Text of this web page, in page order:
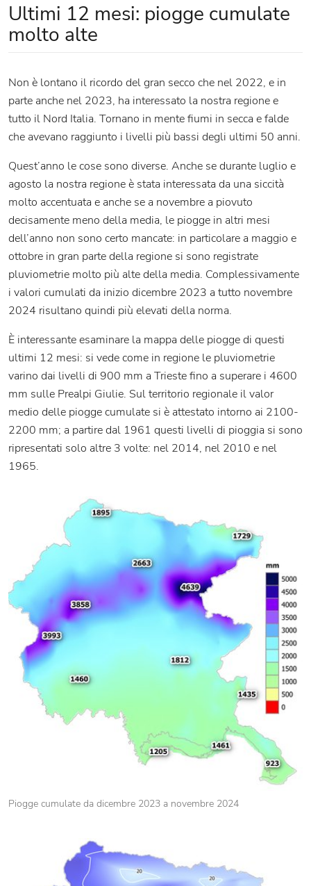
Ultimi 12 mesi: piogge cumulate
molto alte
Non è lontano il ricordo del gran secco che nel 2022, e in
parte anche nel 2023, ha interessato la nostra regione e
tutto il Nord Italia. Tornano in mente fiumi in secca e falde
che avevano raggiunto i livelli più bassi degli ultimi 50 anni.
Quest’anno le cose sono diverse. Anche se durante luglio e
agosto la nostra regione è stata interessata da una siccità
molto accentuata e anche se a novembre a piovuto
decisamente meno della media, le piogge in altri mesi
dell’anno non sono certo mancate: in particolare a maggio e
ottobre in gran parte della regione si sono registrate
pluviometrie molto più alte della media. Complessivamente
i valori cumulati da inizio dicembre 2023 a tutto novembre
2024 risultano quindi più elevati della norma.
È interessante esaminare la mappa delle piogge di questi
ultimi 12 mesi: si vede come in regione le pluviometrie
varino dai livelli di 900 mm a Trieste fino a superare i 4600
mm sulle Prealpi Giulie. Sul territorio regionale il valor
medio delle piogge cumulate si è attestato intorno ai 2100-
2200 mm; a partire dal 1961 questi livelli di pioggia si sono
ripresentati solo altre 3 volte: nel 2014, nel 2010 e nel
1965.
Piogge cumulate da dicembre 2023 a novembre 2024